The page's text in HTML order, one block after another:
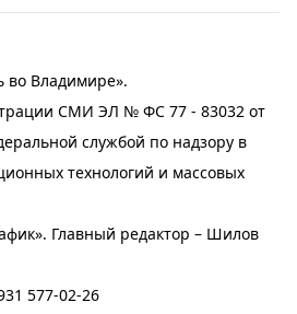
во Владимире».
СМИ ЭЛ № ФС 77 - 83032 от
службой по надзору в
технологий и массовых
Главный редактор – Шилов
577-02-26